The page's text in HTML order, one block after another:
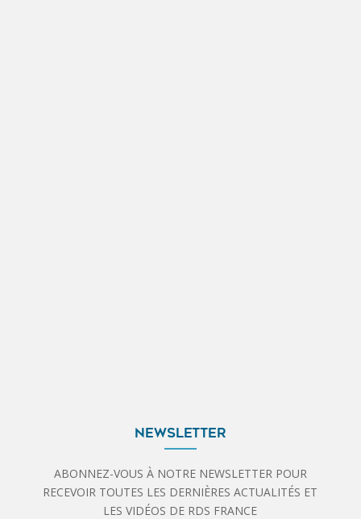
NEWSLETTER
ABONNEZ-VOUS À NOTRE NEWSLETTER POUR
RECEVOIR TOUTES LES DERNIÈRES ACTUALITÉS ET
LES VIDÉOS DE RDS FRANCE